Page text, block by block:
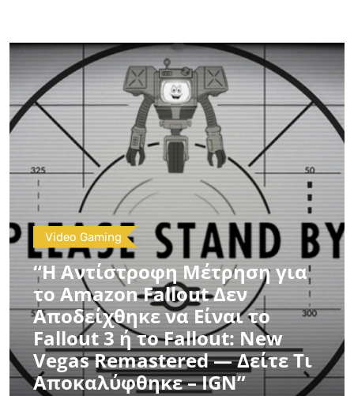
Video Gaming
“Η Αντίστροφη Μέτρηση για
το Amazon Fallout Δεν
Αποδείχθηκε να Είναι το
Fallout 3 ή το Fallout: New
Vegas Remastered — Δείτε Τι
Αποκαλύφθηκε – IGN”